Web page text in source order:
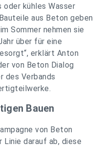
oder kühles Wasser
aus Beton geben
Sommer nehmen sie
über für eine
erklärt Anton
von Beton Dialog
des Verbands
Bauen
von Beton
darauf ab, diese